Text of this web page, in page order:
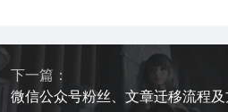
下一篇：
微信公众号粉丝、文章迁移流程